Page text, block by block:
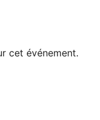
cet événement.